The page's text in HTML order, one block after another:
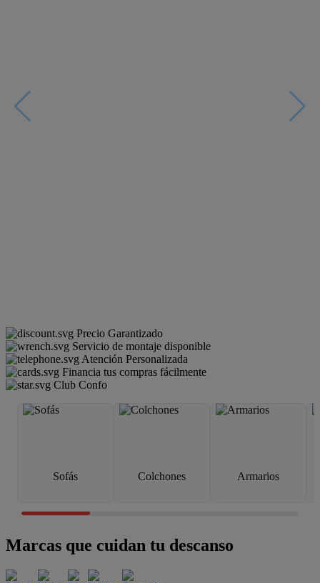
Precio Garantizado
Servicio de montaje disponible
Atención Personalizada
Financia tus compras fácilmente
Club Confo
Sofás Colchones Armarios
Marcas que cuidan tu descanso